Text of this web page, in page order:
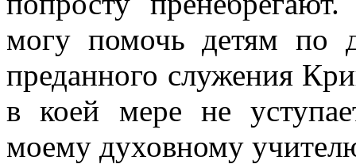
могу помочь детям по
преданного служения
в коей мере не
моему духовному